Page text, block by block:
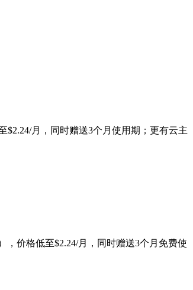
$2.24/月，同时赠送3个月使用期；更有云主
，价格低至$2.24/月，同时赠送3个月免费使